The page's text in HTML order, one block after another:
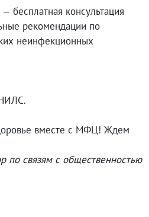
бесплатная консультация
рекомендации по
неинфекционных
вместе с МФЦ! Ждем
по связям с общественностью